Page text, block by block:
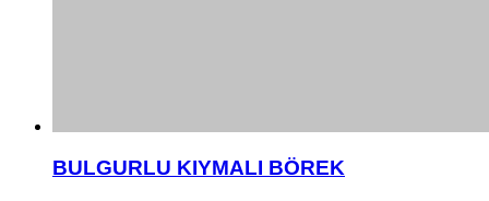
BULGURLU KIYMALI BÖREK